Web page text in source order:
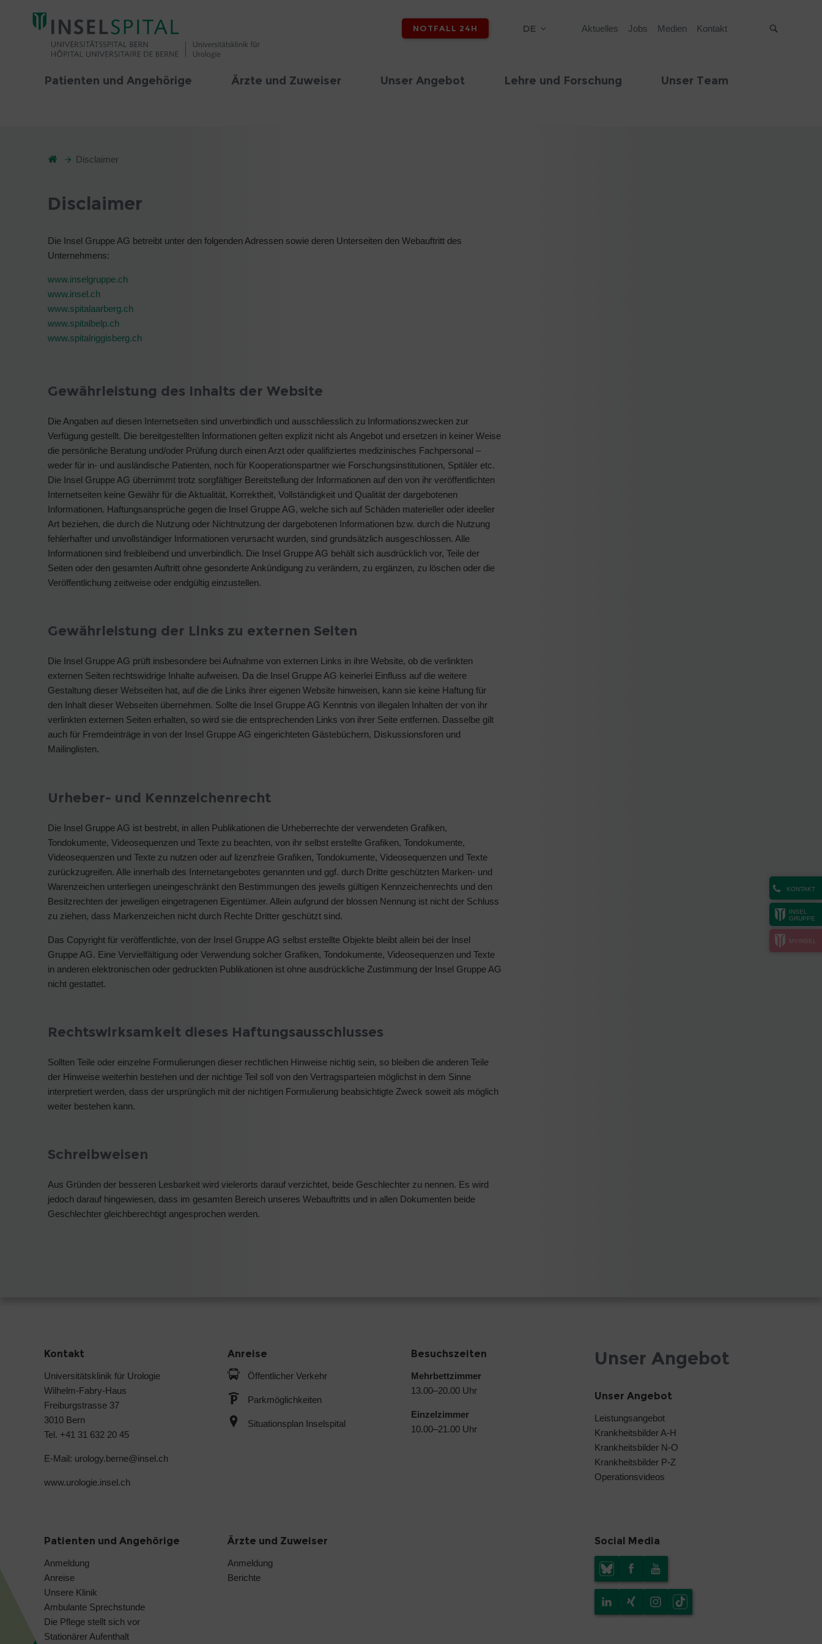
NOTFALL 24H DE Aktuelles Jobs Medien Kontakt
Patienten und Angehörige Ärzte und Zuweiser Unser Angebot Lehre und Forschung Unser Team
KONTAKT
INSEL
GRUPPE
MYINSEL
Disclaimer
Disclaimer
Die Insel Gruppe AG betreibt unter den folgenden Adressen sowie deren Unterseiten den Webauftritt des
Unternehmens:
www.inselgruppe.ch
www.insel.ch
www.spitalaarberg.ch
www.spitalbelp.ch
www.spitalriggisberg.ch
Gewährleistung des Inhalts der Website
Die Angaben auf diesen Internetseiten sind unverbindlich und ausschliesslich zu Informationszwecken zur
Verfügung gestellt. Die bereitgestellten Informationen gelten explizit nicht als Angebot und ersetzen in keiner Weise
die persönliche Beratung und/oder Prüfung durch einen Arzt oder qualifiziertes medizinisches Fachpersonal –
weder für in- und ausländische Patienten, noch für Kooperationspartner wie Forschungsinstitutionen, Spitäler etc.
Die Insel Gruppe AG übernimmt trotz sorgfältiger Bereitstellung der Informationen auf den von ihr veröffentlichten
Internetseiten keine Gewähr für die Aktualität, Korrektheit, Vollständigkeit und Qualität der dargebotenen
Informationen. Haftungsansprüche gegen die Insel Gruppe AG, welche sich auf Schäden materieller oder ideeller
Art beziehen, die durch die Nutzung oder Nichtnutzung der dargebotenen Informationen bzw. durch die Nutzung
fehlerhafter und unvollständiger Informationen verursacht wurden, sind grundsätzlich ausgeschlossen. Alle
Informationen sind freibleibend und unverbindlich. Die Insel Gruppe AG behält sich ausdrücklich vor, Teile der
Seiten oder den gesamten Auftritt ohne gesonderte Ankündigung zu verändern, zu ergänzen, zu löschen oder die
Veröffentlichung zeitweise oder endgültig einzustellen.
Gewährleistung der Links zu externen Seiten
Die Insel Gruppe AG prüft insbesondere bei Aufnahme von externen Links in ihre Website, ob die verlinkten
externen Seiten rechtswidrige Inhalte aufweisen. Da die Insel Gruppe AG keinerlei Einfluss auf die weitere
Gestaltung dieser Webseiten hat, auf die die Links ihrer eigenen Website hinweisen, kann sie keine Haftung für
den Inhalt dieser Webseiten übernehmen. Sollte die Insel Gruppe AG Kenntnis von illegalen Inhalten der von ihr
verlinkten externen Seiten erhalten, so wird sie die entsprechenden Links von ihrer Seite entfernen. Dasselbe gilt
auch für Fremdeinträge in von der Insel Gruppe AG eingerichteten Gästebüchern, Diskussionsforen und
Mailinglisten.
Urheber- und Kennzeichenrecht
Die Insel Gruppe AG ist bestrebt, in allen Publikationen die Urheberrechte der verwendeten Grafiken,
Tondokumente, Videosequenzen und Texte zu beachten, von ihr selbst erstellte Grafiken, Tondokumente,
Videosequenzen und Texte zu nutzen oder auf lizenzfreie Grafiken, Tondokumente, Videosequenzen und Texte
zurückzugreifen. Alle innerhalb des Internetangebotes genannten und ggf. durch Dritte geschützten Marken- und
Warenzeichen unterliegen uneingeschränkt den Bestimmungen des jeweils gültigen Kennzeichenrechts und den
Besitzrechten der jeweiligen eingetragenen Eigentümer. Allein aufgrund der blossen Nennung ist nicht der Schluss
zu ziehen, dass Markenzeichen nicht durch Rechte Dritter geschützt sind.
Das Copyright für veröffentlichte, von der Insel Gruppe AG selbst erstellte Objekte bleibt allein bei der Insel
Gruppe AG. Eine Vervielfältigung oder Verwendung solcher Grafiken, Tondokumente, Videosequenzen und Texte
in anderen elektronischen oder gedruckten Publikationen ist ohne ausdrückliche Zustimmung der Insel Gruppe AG
nicht gestattet.
Rechtswirksamkeit dieses Haftungsausschlusses
Sollten Teile oder einzelne Formulierungen dieser rechtlichen Hinweise nichtig sein, so bleiben die anderen Teile
der Hinweise weiterhin bestehen und der nichtige Teil soll von den Vertragsparteien möglichst in dem Sinne
interpretiert werden, dass der ursprünglich mit der nichtigen Formulierung beabsichtigte Zweck soweit als möglich
weiter bestehen kann.
Schreibweisen
Aus Gründen der besseren Lesbarkeit wird vielerorts darauf verzichtet, beide Geschlechter zu nennen. Es wird
jedoch darauf hingewiesen, dass im gesamten Bereich unseres Webauftritts und in allen Dokumenten beide
Geschlechter gleichberechtigt angesprochen werden.
Kontakt
Universitätsklinik für Urologie
Wilhelm-Fabry-Haus
Freiburgstrasse 37
3010 Bern
Tel. +41 31 632 20 45
E-Mail: urology.berne@insel.ch
www.urologie.insel.ch
Anreise
Öffentlicher Verkehr
Parkmöglichkeiten
Situationsplan Inselspital
Besuchszeiten
Mehrbettzimmer
13.00–20.00 Uhr
Einzelzimmer
10.00–21.00 Uhr
Unser Angebot
Unser Angebot
Leistungsangebot
Krankheitsbilder A-H
Krankheitsbilder N-O
Krankheitsbilder P-Z
Operationsvideos
Patienten und Angehörige
Anmeldung
Anreise
Unsere Klinik
Ambulante Sprechstunde
Die Pflege stellt sich vor
Stationärer Aufenthalt
Ärzte und Zuweiser
Anmeldung
Berichte
Social Media